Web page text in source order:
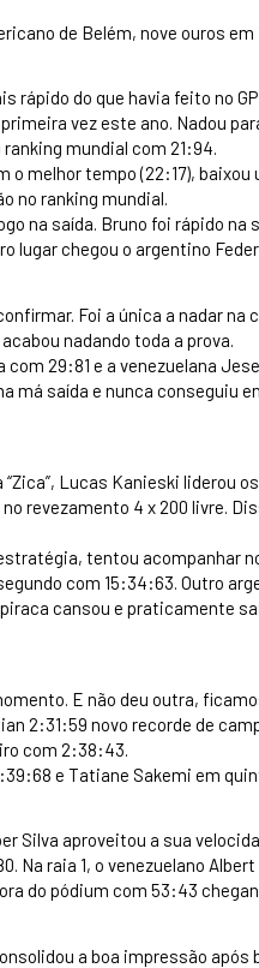
de Belém, nove ouros em
rápido do que havia feito no
vez este ano. Nadou
mundial com 21:94.
melhor tempo (22:17),
no ranking mundial.
na saída. Bruno foi rápido
lugar chegou o argentino
Foi a única a nadar na
nadando toda a prova.
com 29:81 e a venezuelana
má saída e nunca conseguiu
Lucas Kanieski liderou
revezamento 4 x 200 livre.
tentou acompanhar
com 15:34:63. Outro
cansou e praticamente
E não deu outra,
2:31:59 novo recorde de
com 2:38:43.
e Tatiane Sakemi em
Silva aproveitou a sua
Na raia 1, o venezuelano
do pódium com 53:43
a boa impressão